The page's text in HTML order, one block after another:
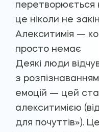
перетворюється
це ніколи не
Алекситимія —
просто немає
Деякі люди
з
емоцій — цей
алекситимією
для почуттів»).